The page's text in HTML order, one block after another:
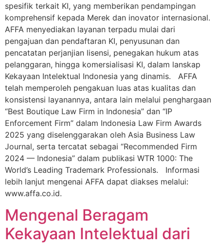
spesifik terkait KI, yang memberikan pendampingan
komprehensif kepada Merek dan inovator internasional.
AFFA menyediakan layanan terpadu mulai dari
pengajuan dan pendaftaran KI, penyusunan dan
pencatatan perjanjian lisensi, penegakan hukum atas
pelanggaran, hingga komersialisasi KI, dalam lanskap
Kekayaan Intelektual Indonesia yang dinamis. AFFA
telah memperoleh pengakuan luas atas kualitas dan
konsistensi layanannya, antara lain melalui penghargaan
“Best Boutique Law Firm in Indonesia” dan “IP
Enforcement Firm” dalam Indonesia Law Firm Awards
2025 yang diselenggarakan oleh Asia Business Law
Journal, serta tercatat sebagai “Recommended Firm
2024 — Indonesia” dalam publikasi WTR 1000: The
World’s Leading Trademark Professionals. Informasi
lebih lanjut mengenai AFFA dapat diakses melalui:
www.affa.co.id.
Mengenal Beragam
Kekayaan Intelektual dari